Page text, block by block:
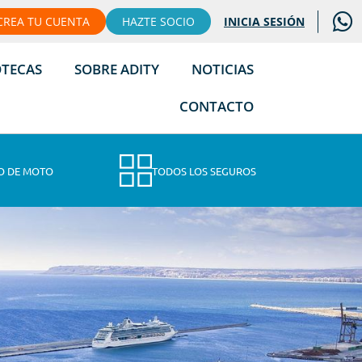
TU CUENTA HAZTE SOCIO INICIA SESIÓN
SOBRE ADITY
NOTICIAS
CONTACTO
DE MOTO TODOS LOS SEGUROS